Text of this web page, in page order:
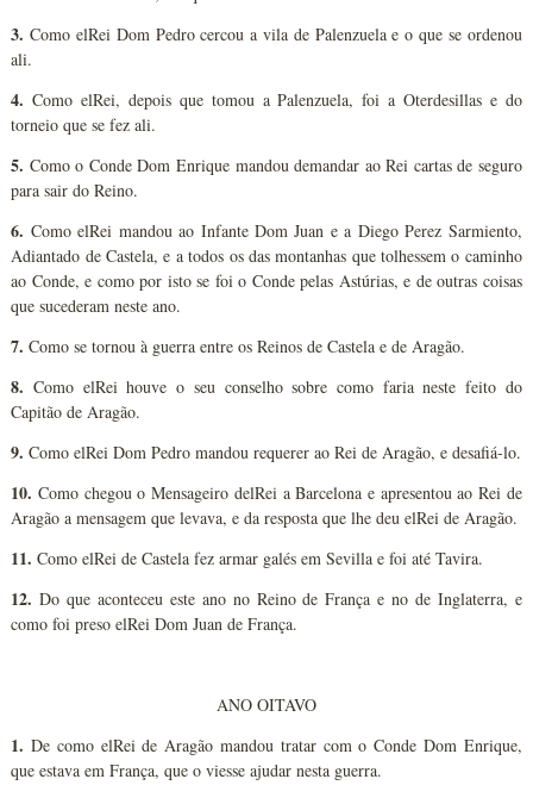
3. Como elRei Dom Pedro cercou a vila de Palenzuela e o que se ordenou
ali.
4. Como elRei, depois que tomou a Palenzuela, foi a Oterdesillas e do
torneio que se fez ali.
5. Como o Conde Dom Enrique mandou demandar ao Rei cartas de seguro
para sair do Reino.
6. Como elRei mandou ao Infante Dom Juan e a Diego Perez Sarmiento,
Adiantado de Castela, e a todos os das montanhas que tolhessem o caminho
ao Conde, e como por isto se foi o Conde pelas Astúrias, e de outras coisas
que sucederam neste ano.
7. Como se tornou à guerra entre os Reinos de Castela e de Aragão.
8. Como elRei houve o seu conselho sobre como faria neste feito do
Capitão de Aragão.
9. Como elRei Dom Pedro mandou requerer ao Rei de Aragão, e desafiá-lo.
10. Como chegou o Mensageiro delRei a Barcelona e apresentou ao Rei de
Aragão a mensagem que levava, e da resposta que lhe deu elRei de Aragão.
11. Como elRei de Castela fez armar galés em Sevilla e foi até Tavira.
12. Do que aconteceu este ano no Reino de França e no de Inglaterra, e
como foi preso elRei Dom Juan de França.
ANO OITAVO
1. De como elRei de Aragão mandou tratar com o Conde Dom Enrique,
que estava em França, que o viesse ajudar nesta guerra.